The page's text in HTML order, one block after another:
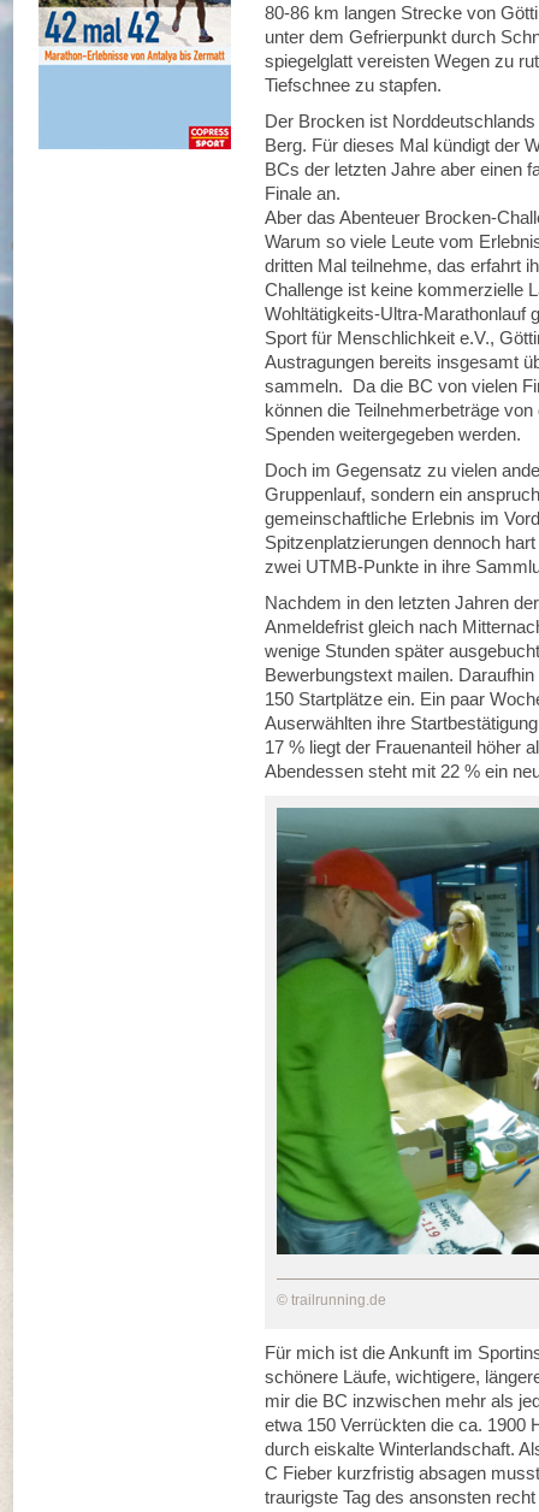
80-86 km langen Strecke von
unter dem Gefrierpunkt durch
spiegelglatt vereisten Wegen zu
Tiefschnee zu stapfen.
Der Brocken ist
Berg. Für dieses Mal kündigt der
BCs der letzten Jahre aber einen
Finale an.
Aber das Abenteuer Brocken-
Warum so viele Leute vom
dritten Mal teilnehme, das erfahrt
Challenge ist keine kommerzielle
Wohltätigkeits-Ultra-Marathonlauf
Sport für Menschlichkeit e.V.,
Austragungen bereits insgesamt
sammeln. Da die BC von vielen
können die Teilnehmerbeträge
Spenden weitergegeben werden.
Doch im Gegensatz zu vielen
Gruppenlauf, sondern ein
gemeinschaftliche Erlebnis im
Spitzenplatzierungen dennoch
zwei UTMB-Punkte in ihre
Nachdem in den letzten Jahren
Anmeldefrist gleich nach
wenige Stunden später
Bewerbungstext mailen.
150 Startplätze ein. Ein paar
Auserwählten ihre
17 % liegt der Frauenanteil höher
Abendessen steht mit 22 % ein
© trailrunning.de
Für mich ist die Ankunft im
schönere Läufe, wichtigere,
mir die BC inzwischen mehr als
etwa 150 Verrückten die ca. 1900
durch eiskalte Winterlandschaft.
C Fieber kurzfristig absagen
traurigste Tag des ansonsten